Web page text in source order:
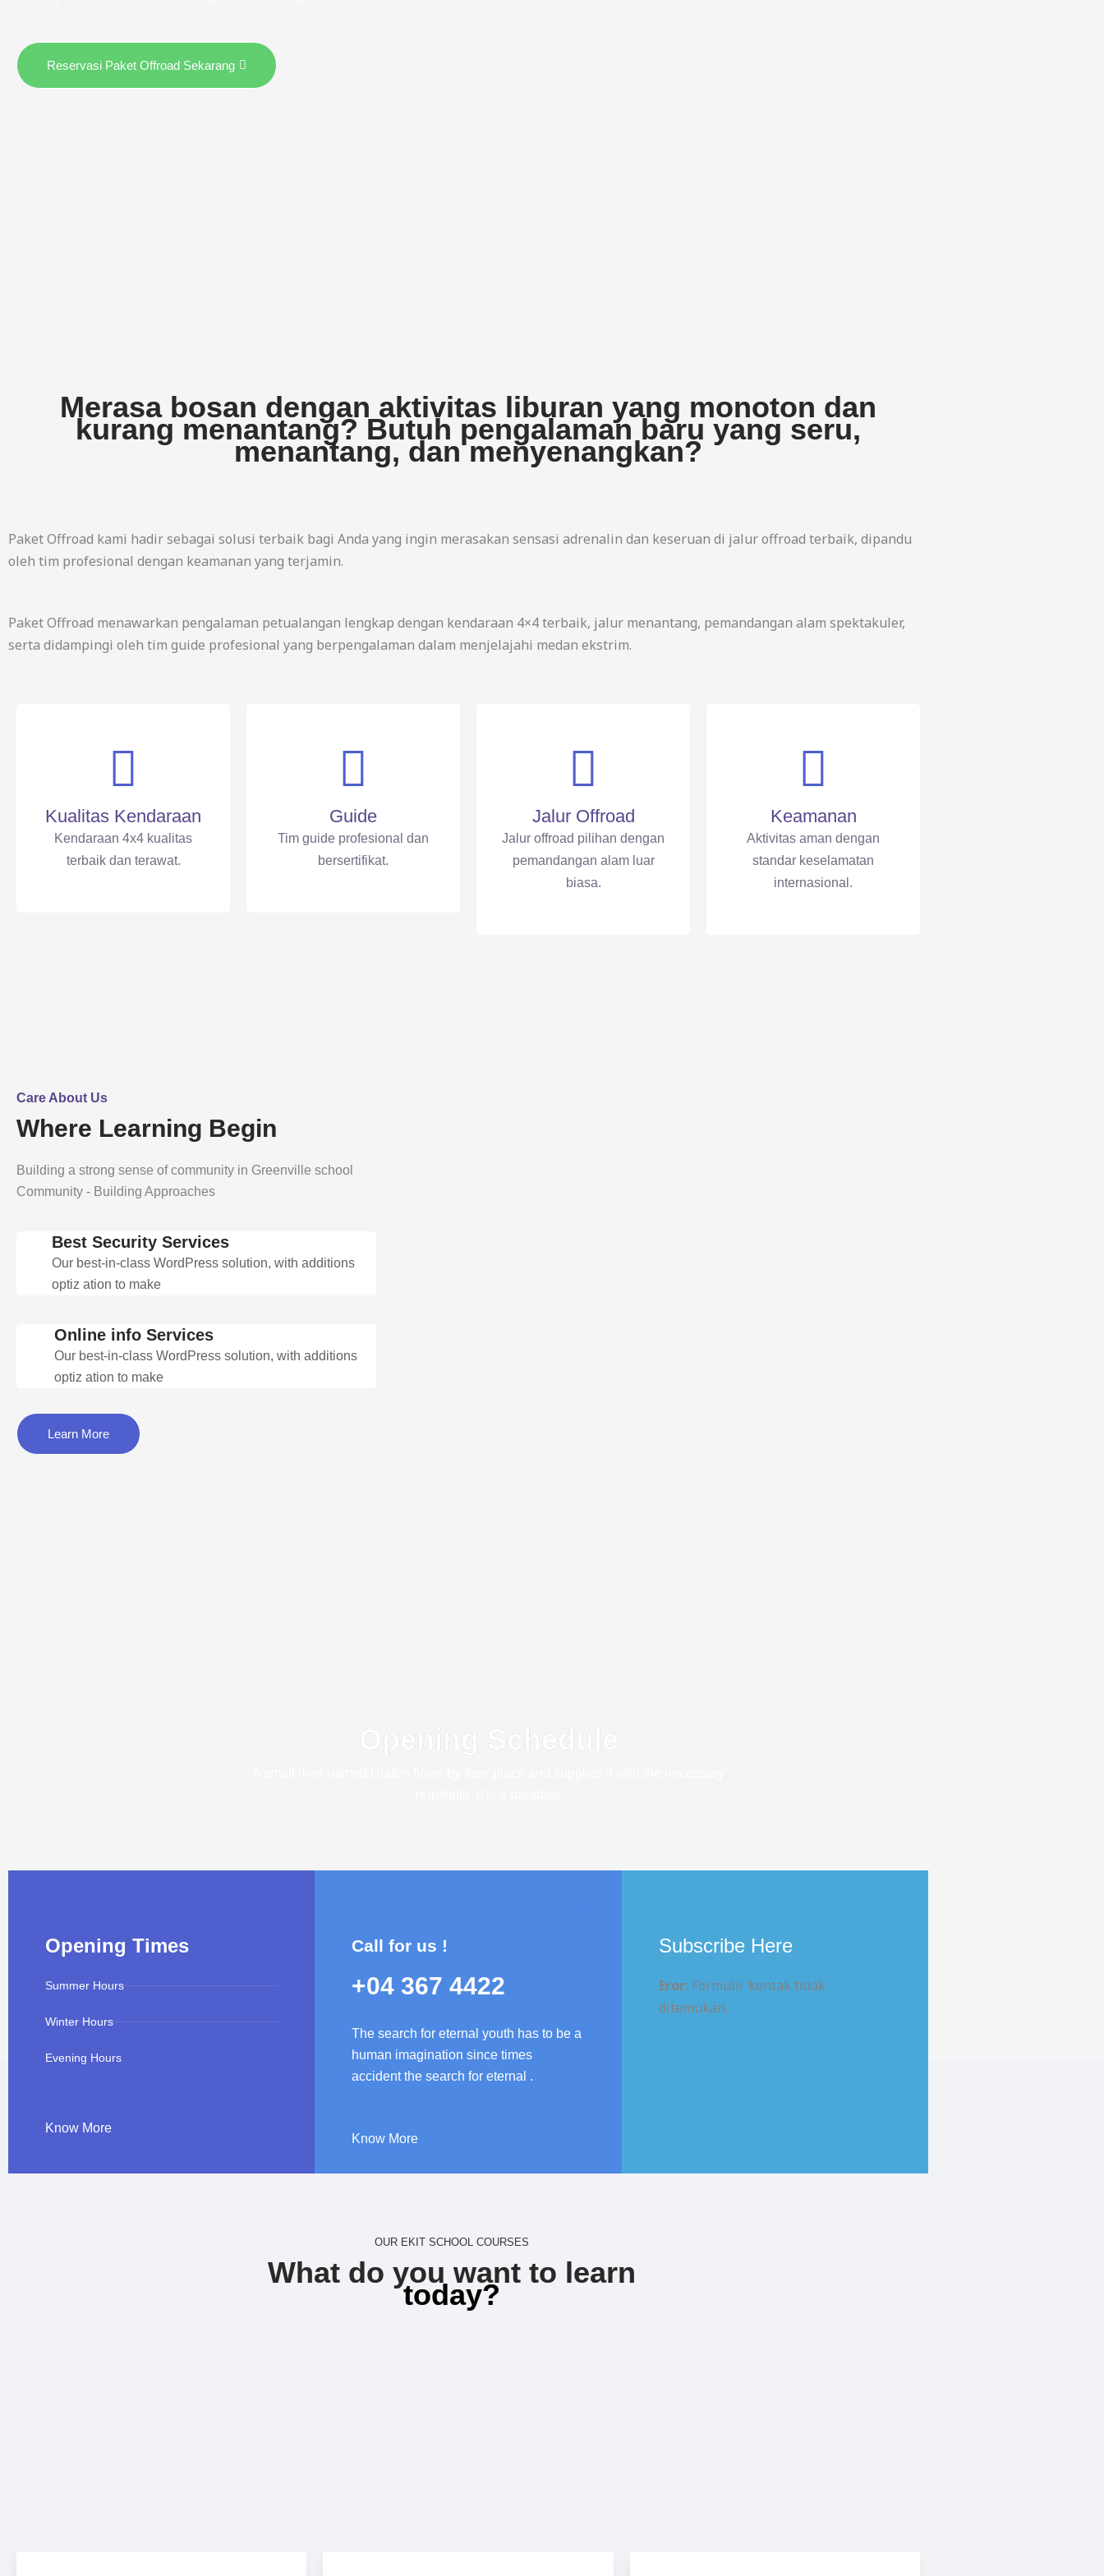
Reservasi Paket Offroad Sekarang
Merasa bosan dengan aktivitas liburan yang monoton dan
kurang menantang? Butuh pengalaman baru yang seru,
menantang, dan menyenangkan?
Paket Offroad kami hadir sebagai solusi terbaik bagi Anda yang ingin merasakan sensasi adrenalin dan keseruan di jalur offroad terbaik, dipandu
oleh tim profesional dengan keamanan yang terjamin.
Paket Offroad menawarkan pengalaman petualangan lengkap dengan kendaraan 4×4 terbaik, jalur menantang, pemandangan alam spektakuler,
serta didampingi oleh tim guide profesional yang berpengalaman dalam menjelajahi medan ekstrim.
Kualitas Kendaraan
Kendaraan 4x4 kualitas
terbaik dan terawat.
Guide
Tim guide profesional dan
bersertifikat.
Jalur Offroad
Jalur offroad pilihan dengan
pemandangan alam luar
biasa.
Keamanan
Aktivitas aman dengan
standar keselamatan
internasional.
Care About Us
Where Learning Begin
Building a strong sense of community in Greenville school
Community - Building Approaches
Best Security Services
Our best-in-class WordPress solution, with additions
optiz ation to make
Online info Services
Our best-in-class WordPress solution, with additions
optiz ation to make
Learn More
Opening Schedule
Opening Times
Summer Hours
Winter Hours
Evening Hours
Know More
Call for us !
+04 367 4422
The search for eternal youth has to be a
human imagination since times
accident the search for eternal .
Know More
Subscribe Here
Eror:Formulir kontak tidak
ditemukan.
OUR EKIT SCHOOL COURSES
What do you want to learn
today?